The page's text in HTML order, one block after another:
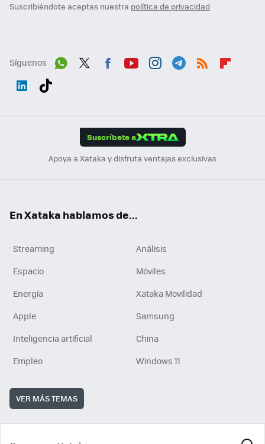
Suscribiéndote aceptas nuestra política de privacidad
Síguenos
Suscríbete a
Apoya a Xataka y disfruta ventajas exclusivas
En Xataka hablamos de...
Streaming
Análisis
Espacio
Móviles
Energía
Xataka Movilidad
Apple
Samsung
Inteligencia artificial
China
Empleo
Windows 11
VER MÁS TEMAS